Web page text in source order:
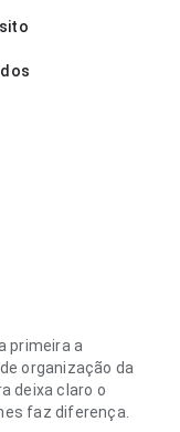
primeira a
organização da
deixa claro o
faz diferença.